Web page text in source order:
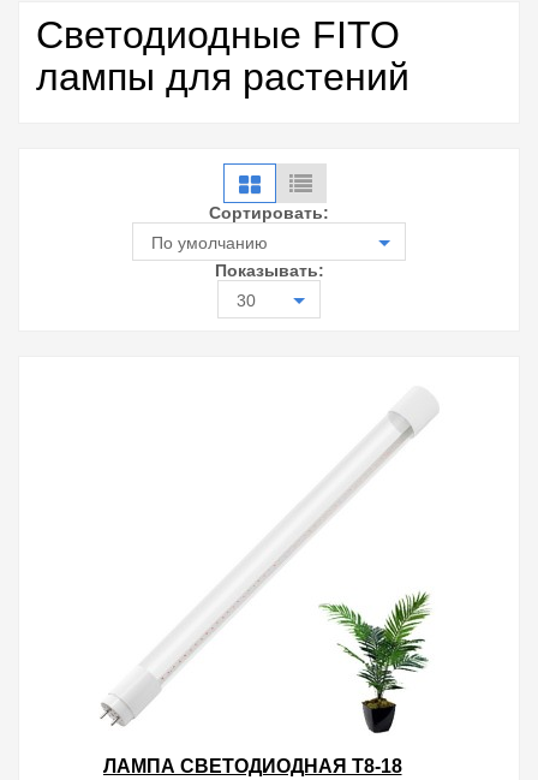
Светодиодные FITO
лампы для растений
Сортировать:
По умолчанию
Показывать:
30
ЛАМПА СВЕТОДИОДНАЯ T8-18